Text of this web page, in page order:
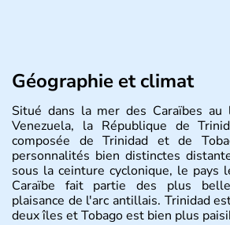
Géographie et climat
Situé dans la mer des Caraïbes au
Venezuela, la République de
composée de Trinidad et de
personnalités bien distinctes
sous la ceinture cyclonique, le pays
Caraïbe fait partie des plus
plaisance de l'arc antillais. Trinidad
deux îles et Tobago est bien plus